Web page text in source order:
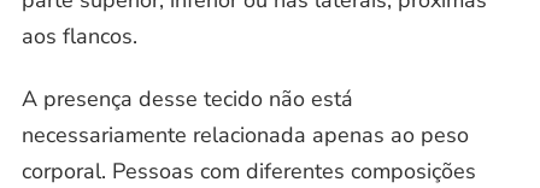
aos flancos.
A presença desse tecido não está
necessariamente relacionada apenas ao peso
corporal. Pessoas com diferentes composições